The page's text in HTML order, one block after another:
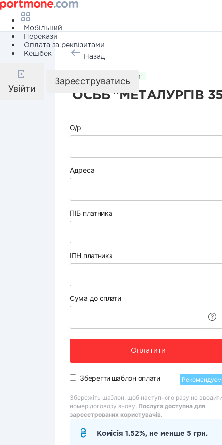
Мобільний
Перекази
Оплата за реквізитами
Кешбек
Увійти
Зареєструватись
Назад
Комунальні послуги
ОСББ "МЕТАЛУРГІВ
О/р
Адреса
ПІБ платника
ІПН платника
Сума до сплати
Оплатити
Зберегти шаблон оплати
Збережіть шаблон, щоб наступного разу не вводити
номер договору знову. Послуга доступна для
зареєстрованих користувачів.
Комісія 1.52%, не менше 5 грн.